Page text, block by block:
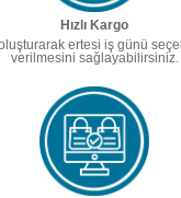
Hızlı Kargo
ertesi iş günü
verilmesini sağlayabilirsiniz.